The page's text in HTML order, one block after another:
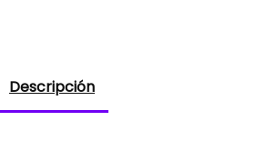
Descripción